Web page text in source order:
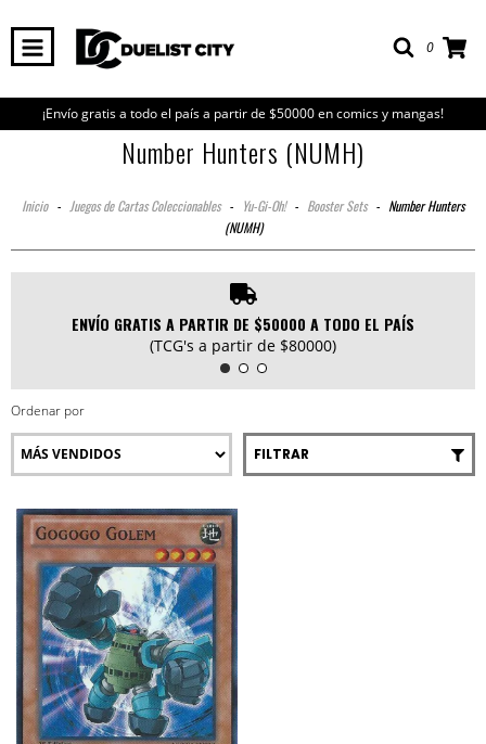
0
¡Envío gratis a todo el país a partir de $50000 en comics y mangas!
Number Hunters (NUMH)
Inicio - Juegos de Cartas Coleccionables - Yu-Gi-Oh! - Booster Sets - Number Hunters
(NUMH)
ENVÍO GRATIS A PARTIR DE $50000 A TODO EL PAÍS
(TCG's a partir de $80000)
Ordenar por
FILTRAR